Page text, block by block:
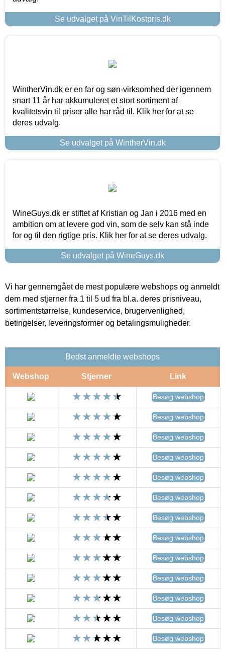
Se udvalget på VinTilKostpris.dk
WintherVin.dk er en far og søn-virksomhed der igennem
snart 11 år har akkumuleret et stort sortiment af
kvalitetsvin til priser alle har råd til. Klik her for at se
deres udvalg.
Se udvalget på WintherVin.dk
WineGuys.dk er stiftet af Kristian og Jan i 2016 med en
ambition om at levere god vin, som de selv kan stå inde
for og til den rigtige pris. Klik her for at se deres udvalg.
Se udvalget på WineGuys.dk
Vi har gennemgået de mest populære webshops og anmeldt
dem med stjerner fra 1 til 5 ud fra bl.a. deres prisniveau,
sortimentstørrelse, kundeservice, brugervenlighed,
betingelser, leveringsformer og betalingsmuligheder.
Bedst anmeldte webshops
Webshop Stjerner Link
Besøg webshop
Besøg webshop
Besøg webshop
Besøg webshop
Besøg webshop
Besøg webshop
Besøg webshop
Besøg webshop
Besøg webshop
Besøg webshop
Besøg webshop
Besøg webshop
Besøg webshop